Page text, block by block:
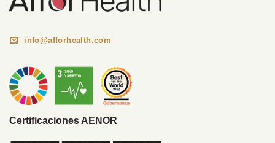
info@afforhealth.com
Certificaciones AENOR